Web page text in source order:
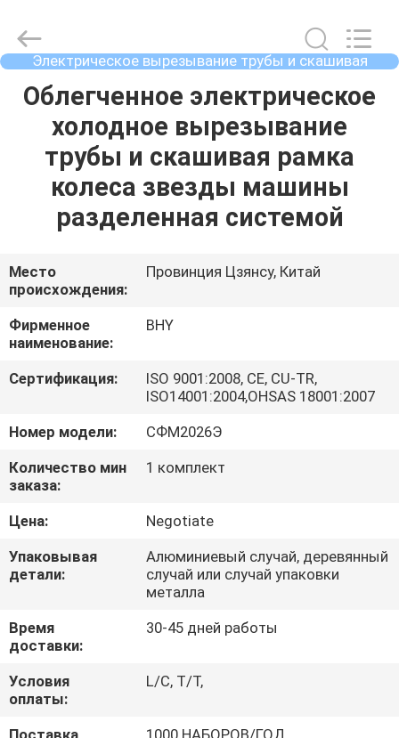
ДОМ
ПРОДУКТЫ
ПУТЕШЕСТВИЕ
ФАБРИКИ
ПРОВЕРКА
КАРТА
САЙТА
ПОЛИТИКА
УЕДИНЕНИЯ
Engineering
Material
Technology(Suzhou)Co.,
Ltd.
Rights
Reserved.
Электрическое вырезывание трубы и скашивая
машина
Облегченное электрическое
холодное вырезывание
трубы и скашивая рамка
колеса звезды машины
разделенная системой
Место
происхождения:
Провинция Цзянсу, Китай
Фирменное
наименование:
BHY
Сертификация:
ISO 9001:2008, CE, CU-TR,
ISO14001:2004,OHSAS 18001:2007
Номер модели:
СФМ2026Э
Количество мин
заказа:
1 комплект
Цена:
Negotiate
Упаковывая
детали:
Алюминиевый случай, деревянный
случай или случай упаковки
металла
Время
доставки:
30-45 дней работы
Условия
оплаты:
L/C, T/T,
Поставка
1000 НАБОРОВ/ГОД